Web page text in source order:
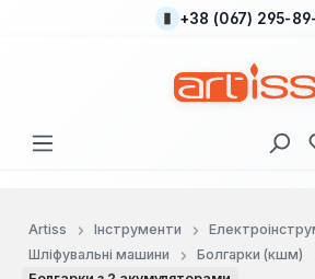
Перейти до основного вмісту
+38 (067) 295-
Artiss Інструменти
Шліфувальні машини
Болгарки (кшм)